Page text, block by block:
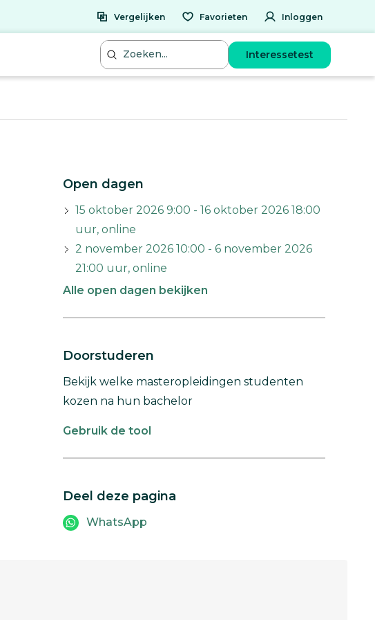
Vergelijken Favorieten Inloggen
Interessetest
Open dagen
15 oktober 2026 9:00 - 16 oktober 2026 18:00
uur, online
2 november 2026 10:00 - 6 november 2026
21:00 uur, online
Alle open dagen bekijken
Doorstuderen
Bekijk welke masteropleidingen studenten
kozen na hun bachelor
Gebruik de tool
Deel deze pagina
WhatsApp